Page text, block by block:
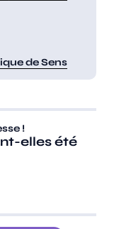
de Sens
!
elles été